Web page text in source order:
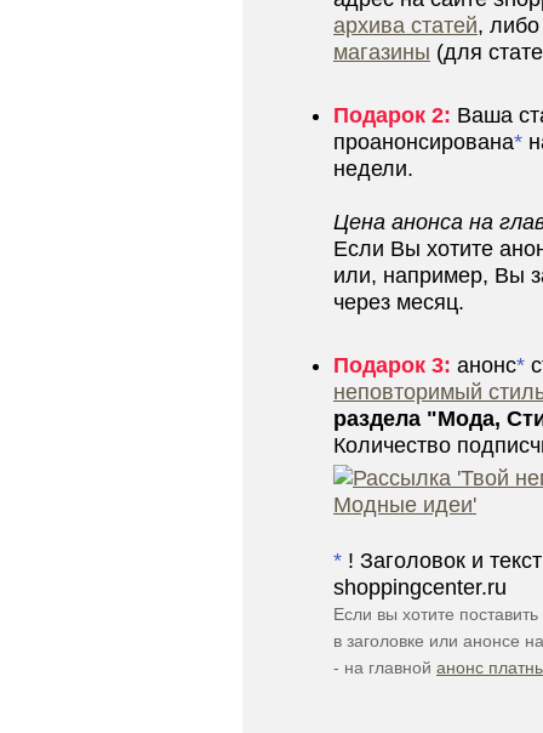
архива статей,
магазины (для
Подарок 2: Ваша
проанонсирована*
недели.
Цена анонса на
Если Вы хотите
или, например, Вы
через месяц.
Подарок 3: анонс*
неповторимый
раздела "Мода,
Количество
* ! Заголовок и
shoppingcenter.ru
Если вы хотите
в заголовке или анонсе
- на главной анонс